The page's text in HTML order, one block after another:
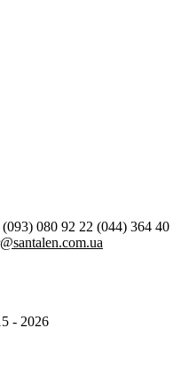
(093) 080 92 22 (044) 364 40
- 2026